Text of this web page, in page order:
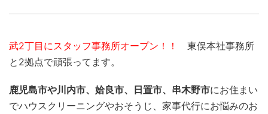
武2丁目にスタッフ事務所オープン！！
東俣本社事務所
と2拠点で頑張ってます。
鹿児島市や川内市、姶良市、日置市、串木野市にお住まい
でハウスクリーニングやおそうじ、家事代行にお悩みのお